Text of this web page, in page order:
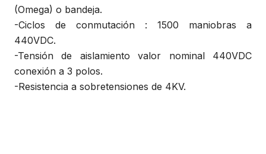
(Omega) o bandeja.
-Ciclos de conmutación : 1500 maniobras a
440VDC.
-Tensión de aislamiento valor nominal 440VDC
conexión a 3 polos.
-Resistencia a sobretensiones de 4KV.